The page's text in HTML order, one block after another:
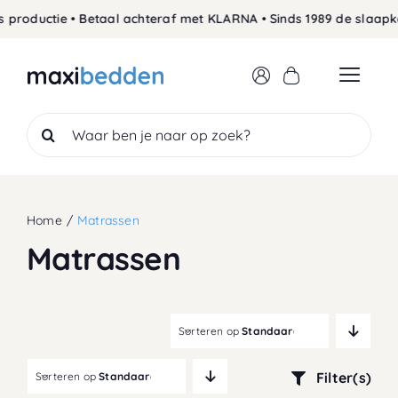
to
• Betaal achteraf met KLARNA • Sinds 1989 de
Search
for:
Home Matrassen
Matrassen
Sorteren opStandaardvolgorde
Sorteren opStandaardvolgorde Filter(s)